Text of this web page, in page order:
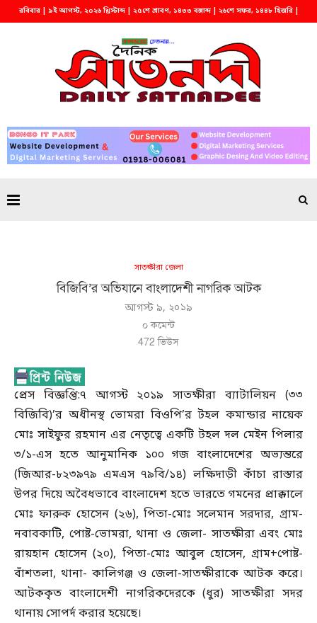
রবিবার | ৯ই আগস্ট, ২০২৬ খ্রিস্টাব্দ | ২৫শে শ্রাবণ, ১৪৩৩ বঙ্গাব্দ | ২৬শে সফর, ১৪৪৮ হিজরি |
সাতক্ষীরা জেলা
বিজিবি’র অভিযানে বাংলাদেশী নাগরিক আটক
আগস্ট ৯, ২০১৯
০ কমেন্ট
472 ভিউস
প্রেস বিজ্ঞপ্তি:৭ আগস্ট ২০১৯ সাতক্ষীরা ব্যাটালিয়ন (৩৩
বিজিবি)’র অধীনস্থ ভোমরা বিওপি’র টহল কমান্ডার নায়েক
মোঃ সাইফুর রহমান এর নেতৃত্বে একটি টহল দল মেইন পিলার
৩/১-এস হতে আনুমানিক ১০০ গজ বাংলাদেশের অভ্যন্তরে
(জিআর-৮২৩৯৭৯ এমএস ৭৯বি/১৪) লক্ষিদাড়ী কাঁচা রাস্তার
উপর দিয়ে অবৈধভাবে বাংলাদেশ হতে ভারতে গমনের প্রাক্কালে
মোঃ ফারুক হোসেন (২৬), পিতা-মোঃ সলেমান সরদার, গ্রাম-
নবাবকাটি, পোষ্ট-ভোমরা, থানা ও জেলা- সাতক্ষীরা এবং মোঃ
রায়হান হোসেন (২০), পিতা-মোঃ আবুল হোসেন, গ্রাম+পোষ্ট-
বাঁশতলা, থানা- কালিগঞ্জ ও জেলা-সাতক্ষীরাকে আটক করে।
আটককৃত বাংলাদেশী নাগরিকদেরকে (ধুর) সাতক্ষীরা সদর
থানায় সোপর্দ করার হয়েছে।